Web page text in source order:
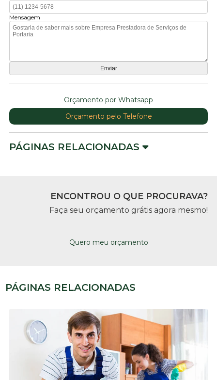
Mensagem
Orçamento por Whatsapp
Orçamento pelo Telefone
PÁGINAS RELACIONADAS
ENCONTROU O QUE PROCURAVA?
Faça seu orçamento grátis agora mesmo!
Quero meu orçamento
PÁGINAS RELACIONADAS